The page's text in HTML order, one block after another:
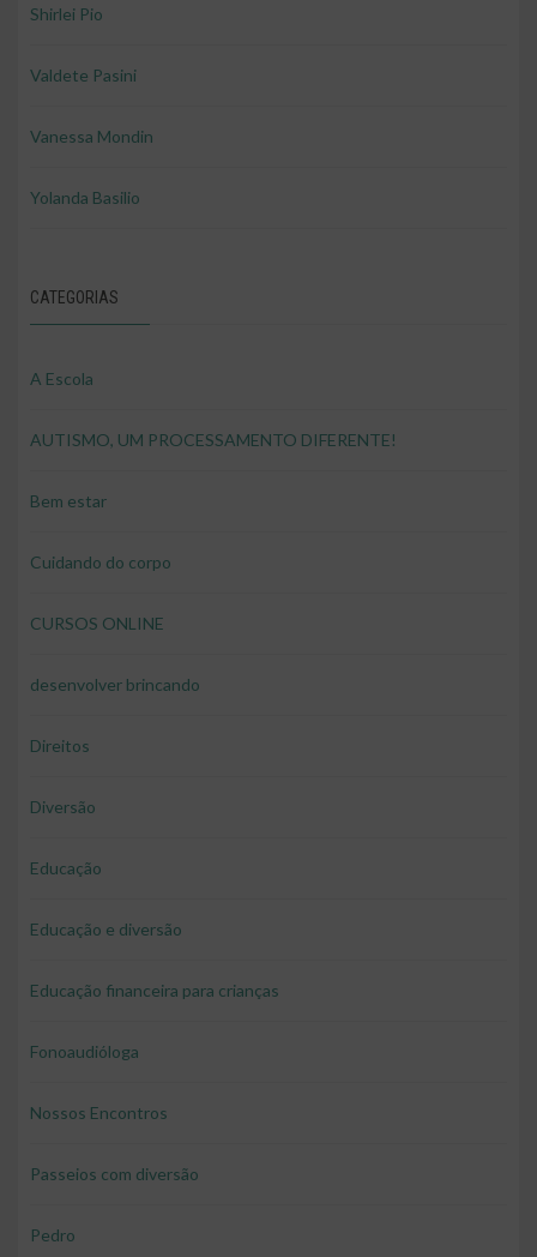
Shirlei Pio
Valdete Pasini
Vanessa Mondin
Yolanda Basilio
CATEGORIAS
A Escola
AUTISMO, UM PROCESSAMENTO DIFERENTE!
Bem estar
Cuidando do corpo
CURSOS ONLINE
desenvolver brincando
Direitos
Diversão
Educação
Educação e diversão
Educação financeira para crianças
Fonoaudióloga
Nossos Encontros
Passeios com diversão
Pedro